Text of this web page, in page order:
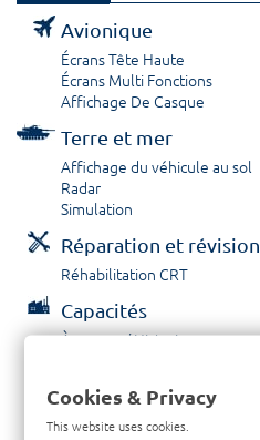
Avionique
Écrans Tête Haute
Écrans Multi Fonctions
Affichage De Casque
Terre et mer
Affichage du véhicule au sol
Radar
Simulation
Réparation et révision
Réhabilitation CRT
Capacités
À propos / Historique
Contactez nous
Cookies & Privacy
This website uses cookies.